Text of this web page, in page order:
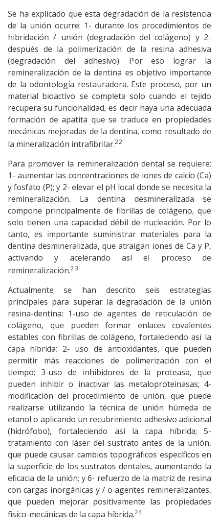
Se ha explicado que esta degradación de la resistencia
de la unión ocurre: 1- durante los procedimientos de
hibridación / unión (degradación del colágeno) y 2-
después de la polimerización de la resina adhesiva
(degradación del adhesivo). Por eso lograr la
remineralización de la dentina es objetivo importante
de la odontología restauradora. Este proceso, por un
material bioactivo se completa solo cuando el tejido
recupera su funcionalidad, es decir haya una adecuada
formación de apatita que se traduce en propiedades
mecánicas mejoradas de la dentina, como resultado de
la mineralización intrafibrilar.22
Para promover la remineralización dental se requiere:
1- aumentar las concentraciones de iones de calcio (Ca)
y fosfato (P); y 2- elevar el pH local donde se necesita la
remineralización. La dentina desmineralizada se
compone principalmente de fibrillas de colágeno, que
solo tienen una capacidad débil de nucleación. Por lo
tanto, es importante suministrar materiales para la
dentina desmineralizada, que atraigan iones de Ca y P,
activando y acelerando así el proceso de
remineralización.23
Actualmente se han descrito seis estrategias
principales para superar la degradación de la unión
resina-dentina: 1-uso de agentes de reticulación de
colágeno, que pueden formar enlaces covalentes
estables con fibrillas de colágeno, fortaleciendo así la
capa híbrida; 2- uso de antioxidantes, que pueden
permitir más reacciones de polimerización con el
tiempo; 3-uso de inhibidores de la proteasa, que
pueden inhibir o inactivar las metaloproteinasas; 4-
modificación del procedimiento de unión, que puede
realizarse utilizando la técnica de unión húmeda de
etanol o aplicando un recubrimiento adhesivo adicional
(hidrófobo), fortaleciendo así la capa híbrida; 5-
tratamiento con láser del sustrato antes de la unión,
que puede causar cambios topográficos específicos en
la superficie de los sustratos dentales, aumentando la
eficacia de la unión; y 6- refuerzo de la matriz de resina
con cargas inorgánicas y / o agentes remineralizantes,
que pueden mejorar positivamente las propiedades
fisico-mecánicas de la capa híbrida.24